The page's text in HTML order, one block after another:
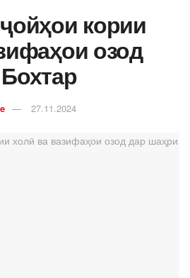
кории
озод
27.11.2024